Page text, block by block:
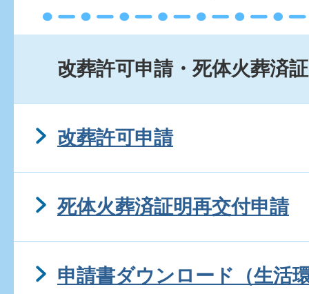
改葬許可申請・死体火葬済
改葬許可申請
死体火葬済証明再交付申請
申請書ダウンロード（生活